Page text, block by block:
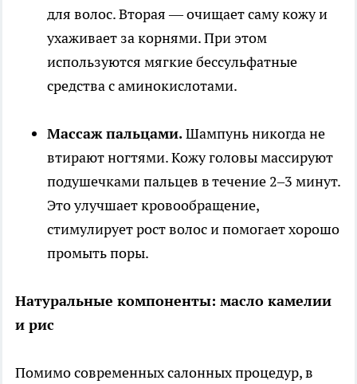
для волос. Вторая — очищает саму кожу и
ухаживает за корнями. При этом
используются мягкие бессульфатные
средства с аминокислотами.
Массаж пальцами.Шампунь никогда не
втирают ногтями. Кожу головы массируют
подушечками пальцев в течение 2–3 минут.
Это улучшает кровообращение,
стимулирует рост волос и помогает хорошо
промыть поры.
Натуральные компоненты: масло камелии
и рис
Помимо современных салонных процедур, в